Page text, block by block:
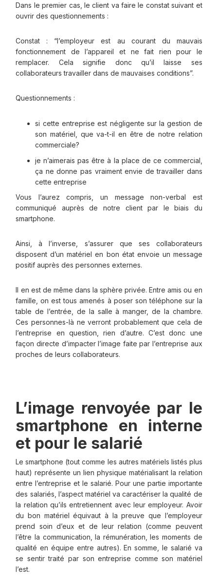
Dans le premier cas, le client va faire le constat suivant et
ouvrir des questionnements :
Constat : “l’employeur est au courant du mauvais
fonctionnement de l’appareil et ne fait rien pour le
remplacer. Cela signifie donc qu’il laisse ses
collaborateurs travailler dans de mauvaises conditions”.
Questionnements :
si cette entreprise est négligente sur la gestion de
son matériel, que va-t-il en être de notre relation
commerciale?
je n’aimerais pas être à la place de ce commercial,
ça ne donne pas vraiment envie de travailler dans
cette entreprise
Vous l’aurez compris, un message non-verbal est
communiqué auprès de notre client par le biais du
smartphone.
Ainsi, à l’inverse, s’assurer que ses collaborateurs
disposent d’un matériel en bon état envoie un message
positif auprès des personnes externes.
Il en est de même dans la sphère privée. Entre amis ou en
famille, on est tous amenés à poser son téléphone sur la
table de l’entrée, de la salle à manger, de la chambre.
Ces personnes-là ne verront probablement que cela de
l’entreprise en question, rien d’autre. C’est donc une
façon directe d’impacter l’image faite par l’entreprise aux
proches de leurs collaborateurs.
L’image renvoyée par le
smartphone en interne
et pour le salarié
Le smartphone (tout comme les autres matériels listés plus
haut) représente un lien physique matérialisant la relation
entre l’entreprise et le salarié. Pour une partie importante
des salariés, l’aspect matériel va caractériser la qualité de
la relation qu’ils entretiennent avec leur employeur. Avoir
du bon matériel équivaut à la preuve que l’employeur
prend soin d’eux et de leur relation (comme peuvent
l’être la communication, la rémunération, les moments de
qualité en équipe entre autres). En somme, le salarié va
se sentir traité par son entreprise comme son matériel
l’est.